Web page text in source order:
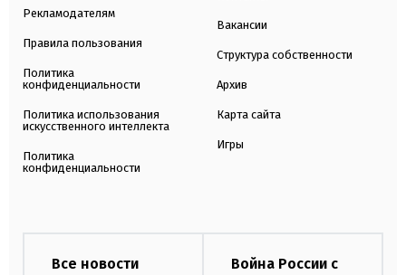
Рекламодателям
Правила пользования
Политика
конфиденциальности
Политика использования
искусственного интеллекта
Политика
конфиденциальности
Вакансии
Структура собственности
Архив
Карта сайта
Игры
Все новости
Война России с